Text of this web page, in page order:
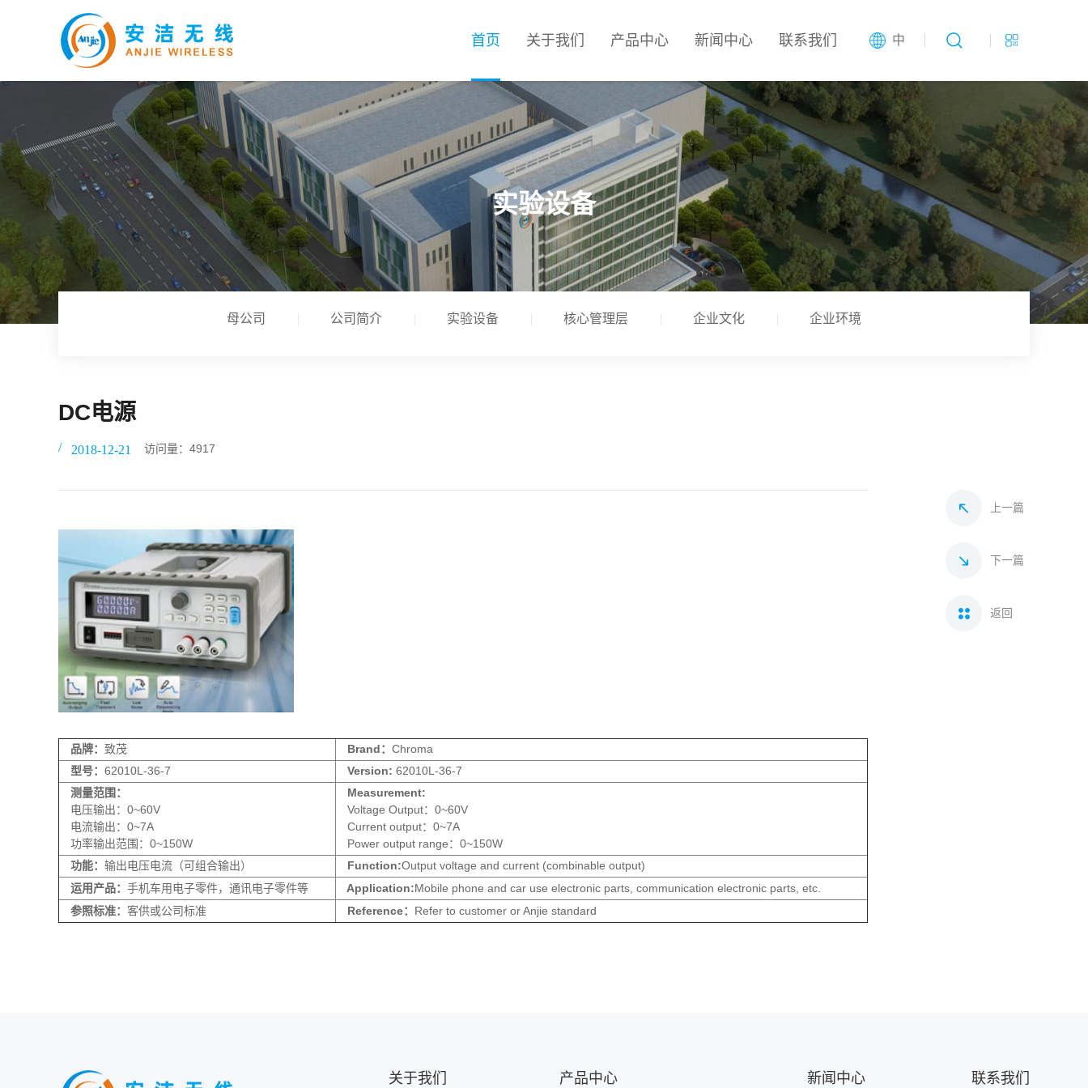
中
首页 关于我们 产品中心 新闻中心 联系我们
实验设备
母公司 公司简介 实验设备 核心管理层 企业文化 企业环境
DC电源
2018-12-21 访问量：4917
品牌： 致茂 Brand： Chroma
型号： 62010L-36-7 Version: 62010L-36-7
测量范围：
电压输出：0~60V
电流输出：0~7A
功率输出范围：0~150W
Measurement:
Voltage Output：0~60V
Current output：0~7A
Power output range：0~150W
功能： 输出电压电流（可组合输出） Function:Output voltage and current (combinable output)
运用产品： 手机车用电子零件，通讯电子零件等 Application:Mobile phone and car use electronic parts, communication electronic parts, etc.
参照标准： 客供或公司标准 Reference： Refer to customer or Anjie standard
上一篇
下一篇
返回
关于我们 产品中心 新闻中心 联系我们